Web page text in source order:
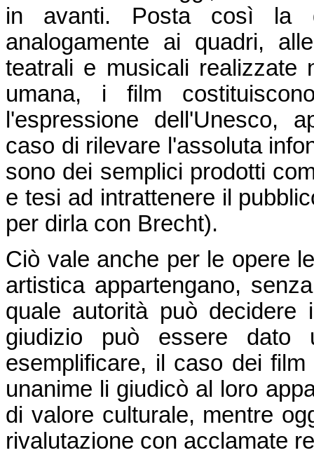
in avanti. Posta così la
analogamente ai quadri,
teatrali e musicali realizzate
umana, i film
l'espressione dell'Unesco,
caso di rilevare l'assoluta
sono dei semplici prodotti
e tesi ad intrattenere il
per dirla con Brecht).
Ciò vale anche per le opere
artistica appartengano,
quale autorità può
giudizio può essere
esemplificare, il caso dei
unanime li giudicò al loro
di valore culturale, mentre
rivalutazione con acclamate